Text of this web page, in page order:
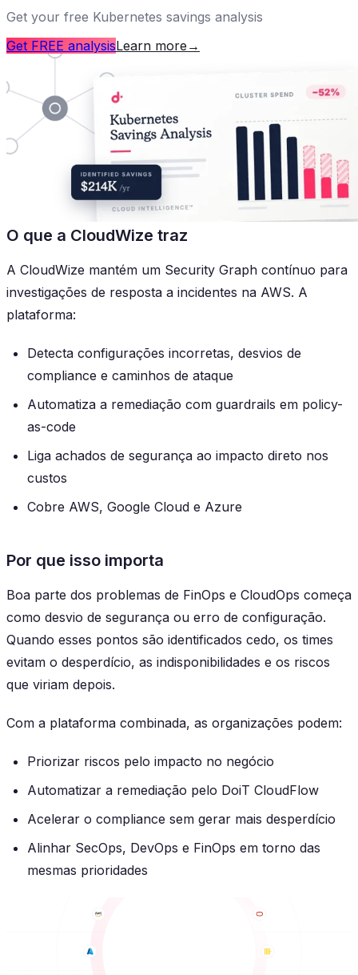
Get your free Kubernetes savings analysis
Get FREE analysisLearn more →
O que a CloudWize traz
A CloudWize mantém um Security Graph contínuo para
investigações de resposta a incidentes na AWS. A
plataforma:
Detecta configurações incorretas, desvios de
compliance e caminhos de ataque
Automatiza a remediação com guardrails em policy-
as-code
Liga achados de segurança ao impacto direto nos
custos
Cobre AWS, Google Cloud e Azure
Por que isso importa
Boa parte dos problemas de FinOps e CloudOps começa
como desvio de segurança ou erro de configuração.
Quando esses pontos são identificados cedo, os times
evitam o desperdício, as indisponibilidades e os riscos
que viriam depois.
Com a plataforma combinada, as organizações podem:
Priorizar riscos pelo impacto no negócio
Automatizar a remediação pelo DoiT CloudFlow
Acelerar o compliance sem gerar mais desperdício
Alinhar SecOps, DevOps e FinOps em torno das
mesmas prioridades